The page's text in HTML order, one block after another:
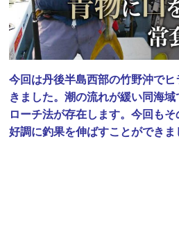
今回は丹後半島西部の竹野沖で
きました。潮の流れが緩い同海
ローチ法が存在します。今回も
好調に釣果を伸ばすことができ